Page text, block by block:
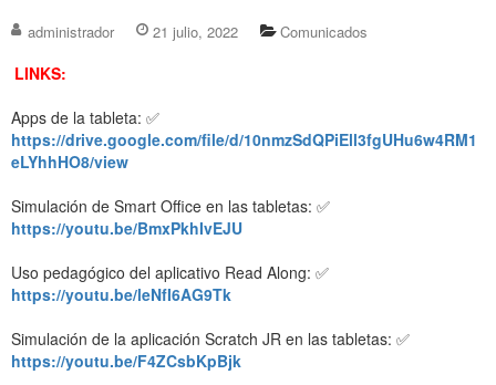
administrador 21 julio, 2022 Comunicados
LINKS:
Apps de la tableta: ✅
https://drive.google.com/file/d/10nmzSdQPiEll3fgUHu6w4RM1
eLYhhHO8/view
Simulación de Smart Office en las tabletas: ✅
https://youtu.be/BmxPkhIvEJU
Uso pedagógico del aplicativo Read Along: ✅
https://youtu.be/leNfI6AG9Tk
Simulación de la aplicación Scratch JR en las tabletas: ✅
https://youtu.be/F4ZCsbKpBjk